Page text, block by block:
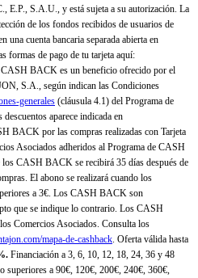
E.P., S.A.U., y está sujeta a su autorización. La
de los fondos recibidos de usuarios de
una cuenta bancaria separada abierta en
formas de pago de tu tarjeta aquí:
BACK es un beneficio ofrecido por el
S.A., según indican las Condiciones
generales (cláusula 4.1) del Programa de
aparece indicada en
BACK por las compras realizadas con Tarjeta
Asociados adheridos al Programa de CASH
CASH BACK se recibirá 35 días después de
El abono se realizará cuando los
a 3€. Los CASH BACK son
que se indique lo contrario. Los CASH
Comercios Asociados. Consulta los
mapa-de-cashback. Oferta válida hasta
Financiación a 3, 6, 10, 12, 18, 24, 36 y 48
superiores a 90€, 120€, 200€, 240€, 360€,